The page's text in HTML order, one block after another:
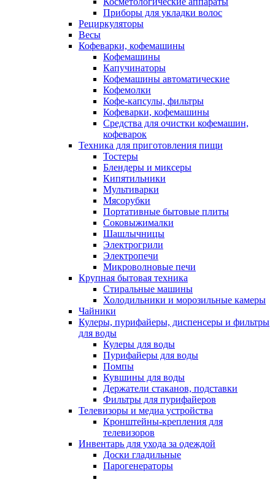
Приборы для укладки волос
Рециркуляторы
Весы
Кофеварки, кофемашины
Кофемашины
Капучинаторы
Кофемашины автоматические
Кофемолки
Кофе-капсулы, фильтры
Кофеварки, кофемашины
Средства для очистки кофемашин,
кофеварок
Техника для приготовления пищи
Тостеры
Блендеры и миксеры
Кипятильники
Мультиварки
Мясорубки
Портативные бытовые плиты
Соковыжималки
Шашлычницы
Электрогрили
Электропечи
Микроволновые печи
Крупная бытовая техника
Стиральные машины
Холодильники и морозильные камеры
Чайники
Кулеры, пурифайеры, диспенсеры и фильтры
для воды
Кулеры для воды
Пурифайеры для воды
Помпы
Кувшины для воды
Держатели стаканов, подставки
Фильтры для пурифайеров
Телевизоры и медиа устройства
Кронштейны-крепления для
телевизоров
Инвентарь для ухода за одеждой
Доски гладильные
Парогенераторы